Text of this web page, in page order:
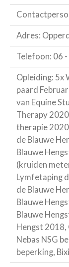
Adres:
Telefoon: 06
Opleiding: 5x
paard
van Equine
Therapy
therapie
de Blauwe
Blauwe
(kruiden
Lymfetaping
de Blauwe
Blauwe
Blauwe
Hengst 2018,
Nebas NSG
beperking,